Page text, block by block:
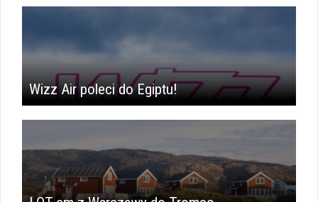
Wizz Air poleci do Egiptu!